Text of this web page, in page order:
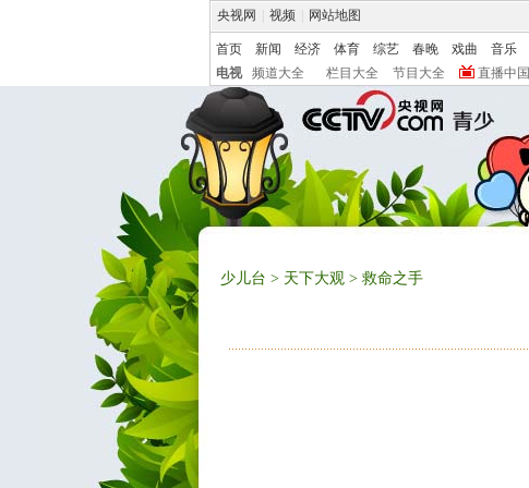
央视网 视频 网站地图
首页 新闻 经济 体育 综艺 春晚 戏曲 音乐
电视
频道大全 栏目大全 节目大全 直播中国
少儿台 > 天下大观 > 救命之手